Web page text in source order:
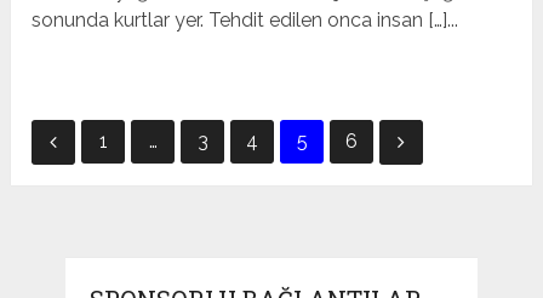
sonunda kurtlar yer. Tehdit edilen onca insan […]...
Yazı
sayfalandırması
1 … 3 4 5 6